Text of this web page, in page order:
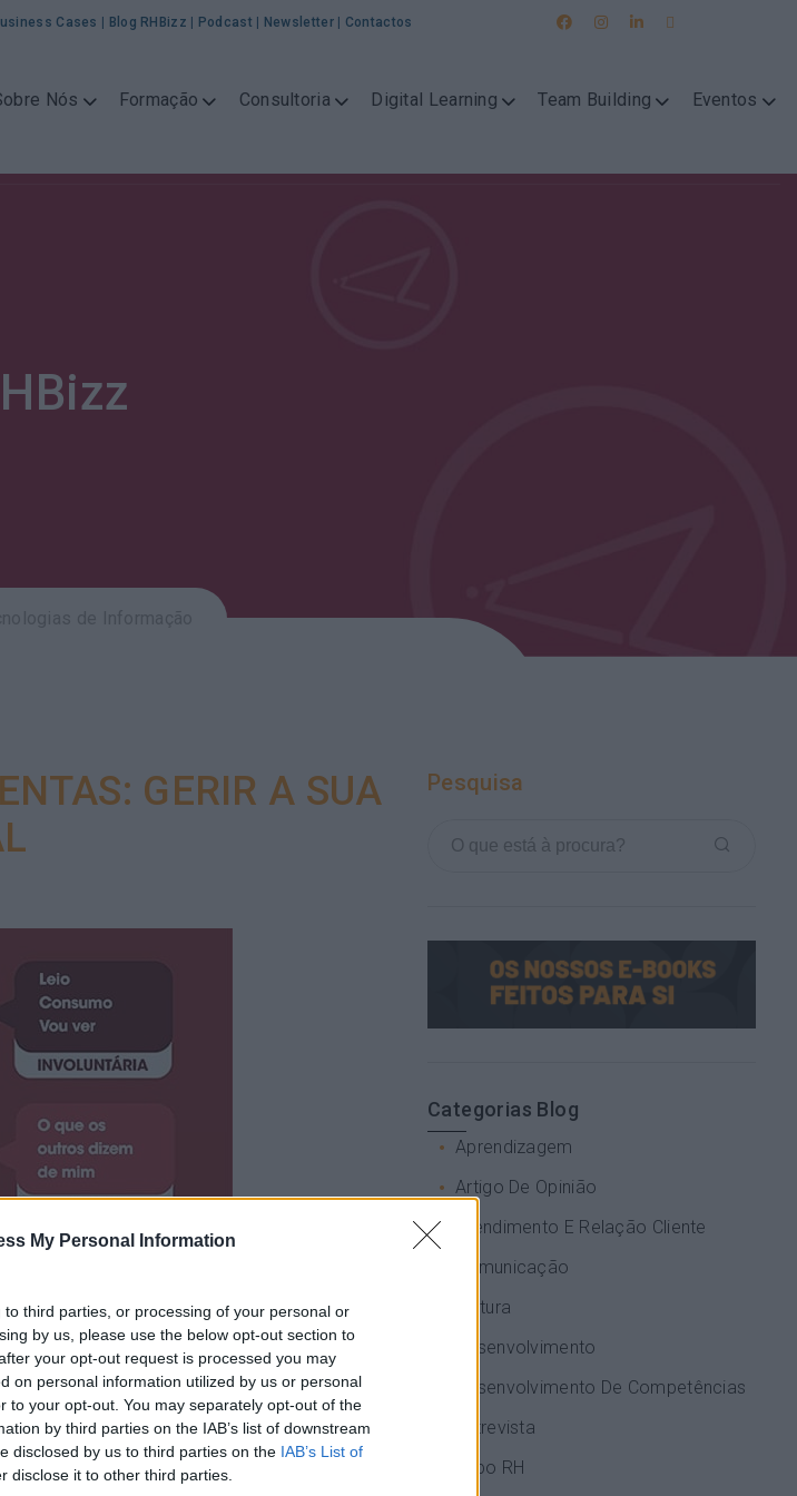
My Personal Information
third parties, or processing of your personal or
by us, please use the below opt-out section to
your opt-out request is processed you may
on personal information utilized by us or personal
to your opt-out. You may separately opt-out of the
by third parties on the IAB’s list of downstream
disclosed by us to third parties on the IAB’s List of
disclose it to other third parties.
Cases Blog RHBizz Podcast Newsletter| Contactos
Nós Formação Consultoria Digital Learning Team Building Eventos
GERIR A SUA
no Facebook e cerca de 200 milhões
nunca foram tão importantes para os
online deixadas por um utilizador da
proteção da vida privada, a pegada digital
seu trabalho nas redes sociais, “a vida
Pesquisa
Categorias Blog
Aprendizagem
Artigo De Opinião
Atendimento E Relação Cliente
Comunicação
Cultura
Desenvolvimento
Desenvolvimento De Competências
Entrevista
Expo RH